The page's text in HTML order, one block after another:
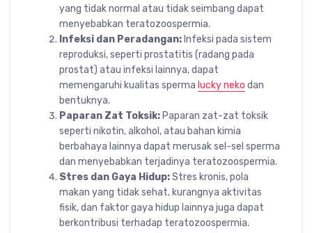
yang tidak normal atau tidak seimbang dapat
menyebabkan teratozoospermia.
Infeksi dan Peradangan: Infeksi pada sistem
reproduksi, seperti prostatitis (radang pada
prostat) atau infeksi lainnya, dapat
memengaruhi kualitas sperma lucky neko dan
bentuknya.
Paparan Zat Toksik: Paparan zat-zat toksik
seperti nikotin, alkohol, atau bahan kimia
berbahaya lainnya dapat merusak sel-sel sperma
dan menyebabkan terjadinya teratozoospermia.
Stres dan Gaya Hidup:Stres kronis, pola
makan yang tidak sehat, kurangnya aktivitas
fisik, dan faktor gaya hidup lainnya juga dapat
berkontribusi terhadap teratozoospermia.